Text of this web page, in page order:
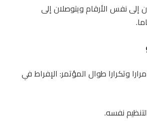
إلى نفس الأرقام ويتوصلان إلى
وتكرارا طوال المؤتمر: الإفراط في
نفسه.